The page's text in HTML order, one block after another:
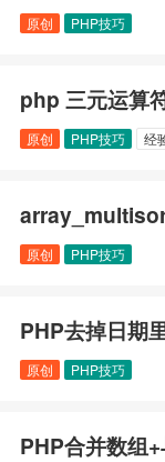
原创 PHP技巧
php 三元运算
原创 PHP技巧 经
原创 PHP技巧
PHP去掉日期
原创 PHP技巧
PHP合并数组